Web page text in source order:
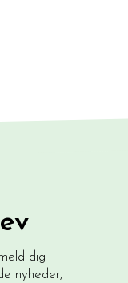
dig
nyheder,